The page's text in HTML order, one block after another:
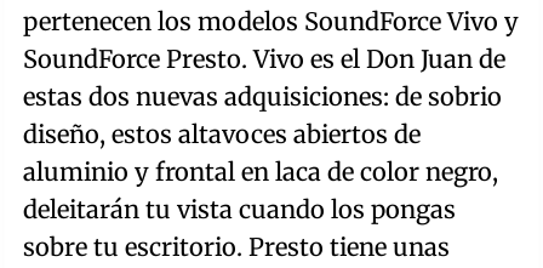
pertenecen los modelos SoundForce Vivo y
SoundForce Presto. Vivo es el Don Juan de
estas dos nuevas adquisiciones: de sobrio
diseño, estos altavoces abiertos de
aluminio y frontal en laca de color negro,
deleitarán tu vista cuando los pongas
sobre tu escritorio. Presto tiene unas